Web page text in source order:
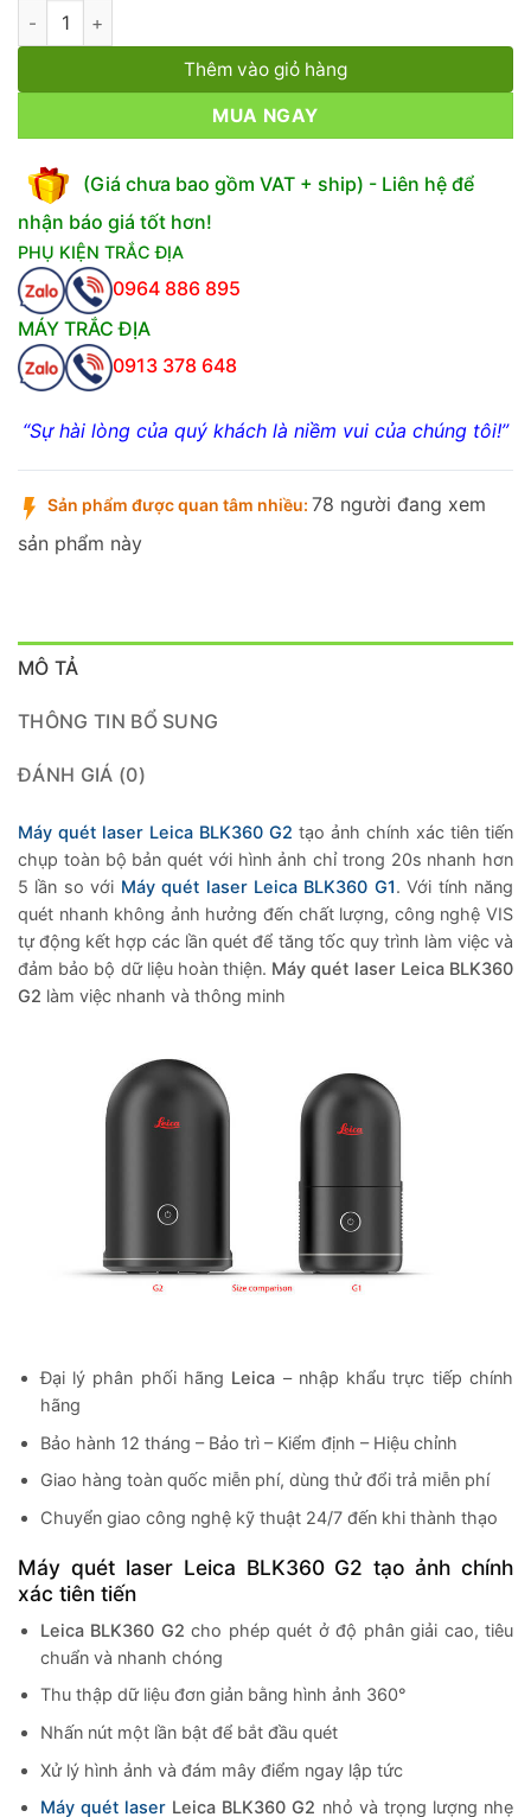
Máy quét laser Leica BLK360 G2 số lượng
Thêm vào giỏ hàng
MUA NGAY
(Giá chưa bao gồm VAT + ship) - Liên hệ để
nhận báo giá tốt hơn!
PHỤ KIỆN TRẮC ĐỊA
0964 886 895
MÁY TRẮC ĐỊA
0913 378 648
“Sự hài lòng của quý khách là niềm vui của chúng tôi!”
Sản phẩm được quan tâm nhiều: 78 người đang xem
sản phẩm này
MÔ TẢ
THÔNG TIN BỔ SUNG
ĐÁNH GIÁ (0)
Máy quét laser Leica BLK360 G2 tạo ảnh chính xác tiên tiến
chụp toàn bộ bản quét với hình ảnh chỉ trong 20s nhanh hơn
5 lần so với Máy quét laser Leica BLK360 G1. Với tính năng
quét nhanh không ảnh hưởng đến chất lượng, công nghệ VIS
tự động kết hợp các lần quét để tăng tốc quy trình làm việc và
đảm bảo bộ dữ liệu hoàn thiện. Máy quét laser Leica BLK360
G2 làm việc nhanh và thông minh
Đại lý phân phối hãng Leica – nhập khẩu trực tiếp chính
hãng
Bảo hành 12 tháng – Bảo trì – Kiểm định – Hiệu chỉnh
Giao hàng toàn quốc miễn phí, dùng thử đổi trả miễn phí
Chuyển giao công nghệ kỹ thuật 24/7 đến khi thành thạo
Máy quét laser Leica BLK360 G2 tạo ảnh chính
xác tiên tiến
Leica BLK360 G2cho phép quét ở độ phân giải cao, tiêu
chuẩn và nhanh chóng
Thu thập dữ liệu đơn giản bằng hình ảnh 360°
Nhấn nút một lần bật để bắt đầu quét
Xử lý hình ảnh và đám mây điểm ngay lập tức
Máy quét laser Leica BLK360 G2 nhỏ và trọng lượng nhẹ